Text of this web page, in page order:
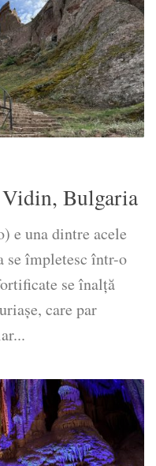
Bulgaria
e una dintre acele
se împletesc într-o
se înalță
care par